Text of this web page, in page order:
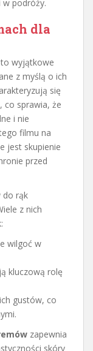
podróży.
dla
to wyjątkowe
z myślą o ich
się
co sprawia, że
i nie
filmu na
jest skupienie
przed
do rąk
z nich
wilgoć w
kluczową rolę
gustów, co
zapewnia
skóry